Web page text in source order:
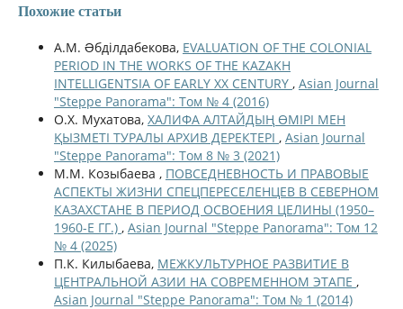
Похожие статьи
А.М. Əбділдабекова, EVALUATION OF THE COLONIAL
PERIOD IN THE WORKS OF THE KAZAKH
INTELLIGENTSIA OF EARLY ХХ CENTURY , Asian Journal
"Steppe Panorama": Том № 4 (2016)
О.Х. Мухатова, ХАЛИФА АЛТАЙДЫҢ ӨМІРІ МЕН
ҚЫЗМЕТІ ТУРАЛЫ АРХИВ ДЕРЕКТЕРІ , Asian Journal
"Steppe Panorama": Том 8 № 3 (2021)
М.М. Козыбаева , ПОВСЕДНЕВНОСТЬ И ПРАВОВЫЕ
АСПЕКТЫ ЖИЗНИ СПЕЦПЕРЕСЕЛЕНЦЕВ В СЕВЕРНОМ
КАЗАХСТАНЕ В ПЕРИОД ОСВОЕНИЯ ЦЕЛИНЫ (1950–
1960-Е ГГ.) , Asian Journal "Steppe Panorama": Том 12
№ 4 (2025)
П.К. Килыбаева, МЕЖКУЛЬТУРНОЕ РАЗВИТИЕ В
ЦЕНТРАЛЬНОЙ АЗИИ НА СОВРЕМЕННОМ ЭТАПЕ ,
Asian Journal "Steppe Panorama": Том № 1 (2014)